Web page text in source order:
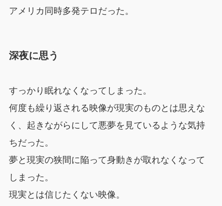
アメリカ同時多発テロだった。
深夜に思う
すっかり眠れなくなってしまった。
何度も繰り返される映像が現実のものとは思えな
く、起きながらにして悪夢を見ているような気持
ちだった。
夢と現実の狭間に陥って身動きが取れなくなって
しまった。
現実とは信じたくない映像。